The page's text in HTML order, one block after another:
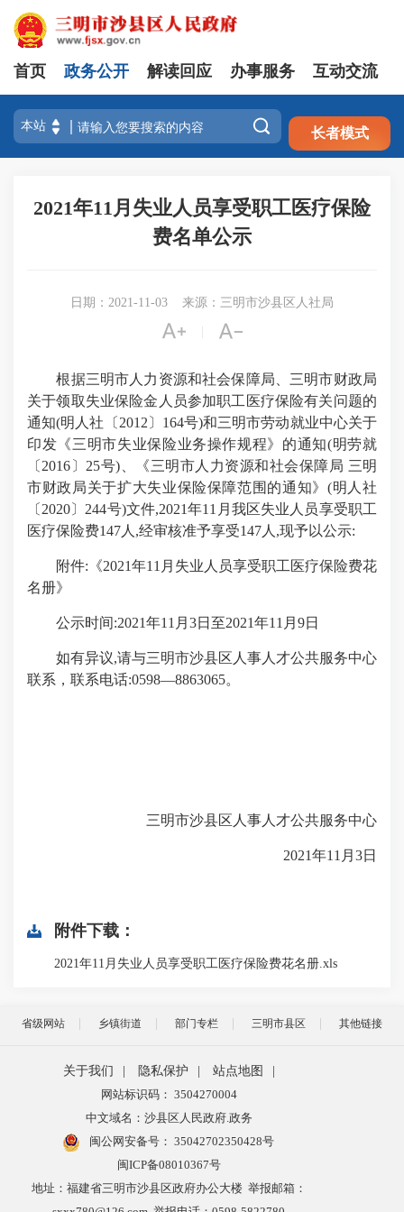
注册 登录
首页 政务公开 解读回应 办事服务 互动交流
 长者模式
2021年11月失业人员享受职工医疗保险
费名单公示
日期：2021-11-03 来源：三明市沙县区人社局
 
根据三明市人力资源和社会保障局、三明市财政局
关于领取失业保险金人员参加职工医疗保险有关问题的
通知(明人社〔2012〕164号)和三明市劳动就业中心关于
印发《三明市失业保险业务操作规程》的通知(明劳就
〔2016〕25号)、《三明市人力资源和社会保障局 三明
市财政局关于扩大失业保险保障范围的通知》(明人社
〔2020〕244号)文件,2021年11月我区失业人员享受职工
医疗保险费147人,经审核准予享受147人,现予以公示:
附件:《2021年11月失业人员享受职工医疗保险费花
名册》
公示时间:2021年11月3日至2021年11月9日
如有异议,请与三明市沙县区人事人才公共服务中心
联系，联系电话:0598—8863065。
三明市沙县区人事人才公共服务中心
2021年11月3日
附件下载：
2021年11月失业人员享受职工医疗保险费花名册.xls
省级网站 乡镇街道 部门专栏 三明市县区 其他链接
关于我们 隐私保护 站点地图
网站标识码： 3504270004
中文域名：沙县区人民政府.政务
闽公网安备号： 35042702350428号
闽ICP备08010367号
地址：福建省三明市沙县区政府办公大楼 举报邮箱：